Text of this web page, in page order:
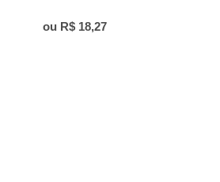
R$ 18,27